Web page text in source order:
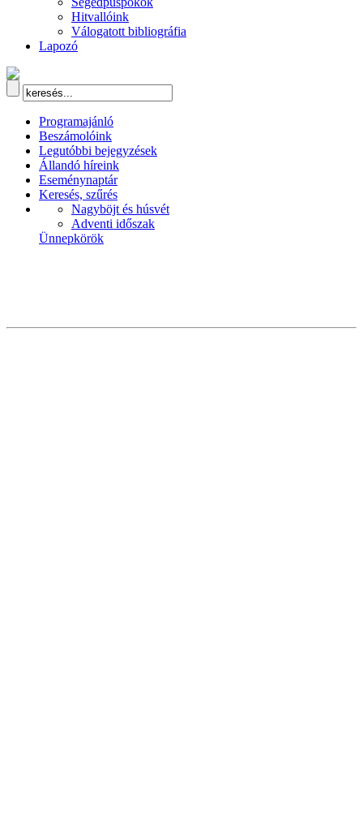
Hitvallóink
Válogatott bibliográfia
Lapozó
Programajánló
Beszámolóink
Legutóbbi bejegyzések
Állandó híreink
Eseménynaptár
Keresés, szűrés
Nagyböjt és húsvét
Adventi időszak
Ünnepkörök